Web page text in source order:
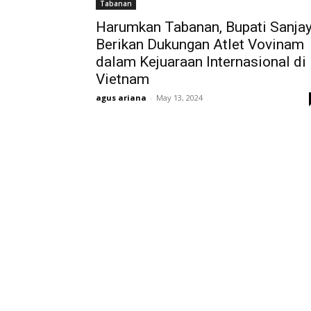
Tabanan
Harumkan Tabanan, Bupati
Berikan Dukungan Atlet Vovinam
dalam Kejuaraan Internasional di
Vietnam
agus ariana - May 13, 2024